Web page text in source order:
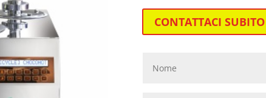
CONTATTACI SUBITO